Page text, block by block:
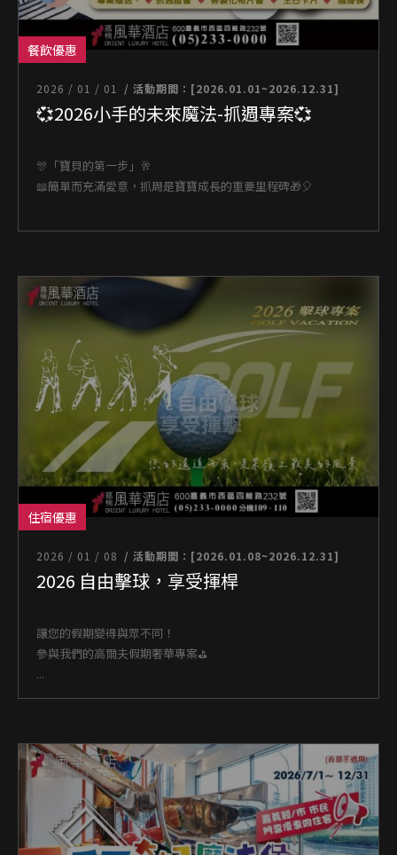
餐飲優惠
2026 / 01 / 01 / 活動期間：[2026.01.01~2026.12.31]
💞2026小手的未來魔法-抓週專案💞
🎊「寶貝的第一步」🥂
📖簡單而充滿愛意，抓周是寶寶成長的重要里程碑🎁🎈
住宿優惠
2026 / 01 / 08 / 活動期間：[2026.01.08~2026.12.31]
2026 自由擊球，享受揮桿
讓您的假期變得與眾不同！
參與我們的高爾夫假期奢華專案⛳
...